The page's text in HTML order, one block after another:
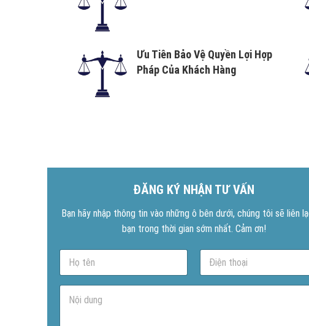
Ưu Tiên Bảo Vệ Quyền Lợi Hợp
Pháp Của Khách Hàng
ĐĂNG KÝ NHẬN TƯ VẤN
Bạn hãy nhập thông tin vào những ô bên dưới, chúng tôi sẽ liên
bạn trong thời gian sớm nhất. Cảm ơn!
N
m
e
P
o
n
N